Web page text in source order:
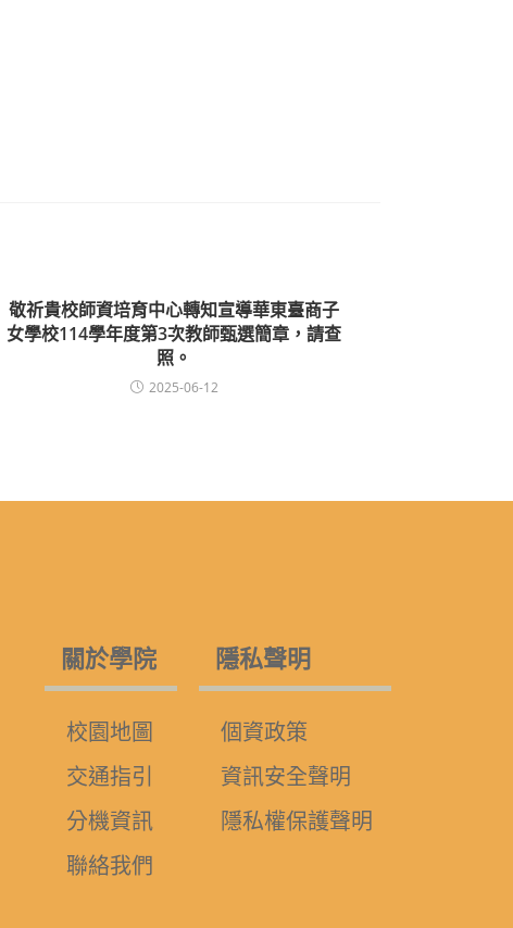
敬祈貴校師資培育中心轉知宣導華東臺商子
女學校114學年度第3次教師甄選簡章，請查
照。
2025-06-12
關於學院
校園地圖
交通指引
分機資訊
聯絡我們
隱私聲明
個資政策
資訊安全聲明
隱私權保護聲明